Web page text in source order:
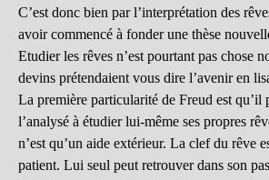
C’est donc bien par l’interprétation des
avoir commencé à fonder une thèse
Etudier les rêves n’est pourtant pas chose
devins prétendaient vous dire l’avenir en
La première particularité de Freud est qu’il
l’analysé à étudier lui-même ses propres
n’est qu’un aide extérieur. La clef du rêve
patient. Lui seul peut retrouver dans son